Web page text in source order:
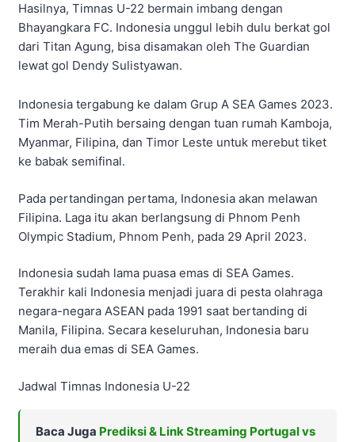
Hasilnya, Timnas U-22 bermain imbang dengan
Bhayangkara FC. Indonesia unggul lebih dulu berkat gol
dari Titan Agung, bisa disamakan oleh The Guardian
lewat gol Dendy Sulistyawan.
Indonesia tergabung ke dalam Grup A SEA Games 2023.
Tim Merah-Putih bersaing dengan tuan rumah Kamboja,
Myanmar, Filipina, dan Timor Leste untuk merebut tiket
ke babak semifinal.
Pada pertandingan pertama, Indonesia akan melawan
Filipina. Laga itu akan berlangsung di Phnom Penh
Olympic Stadium, Phnom Penh, pada 29 April 2023.
Indonesia sudah lama puasa emas di SEA Games.
Terakhir kali Indonesia menjadi juara di pesta olahraga
negara-negara ASEAN pada 1991 saat bertanding di
Manila, Filipina. Secara keseluruhan, Indonesia baru
meraih dua emas di SEA Games.
Jadwal Timnas Indonesia U-22
Baca Juga Prediksi & Link Streaming Portugal vs